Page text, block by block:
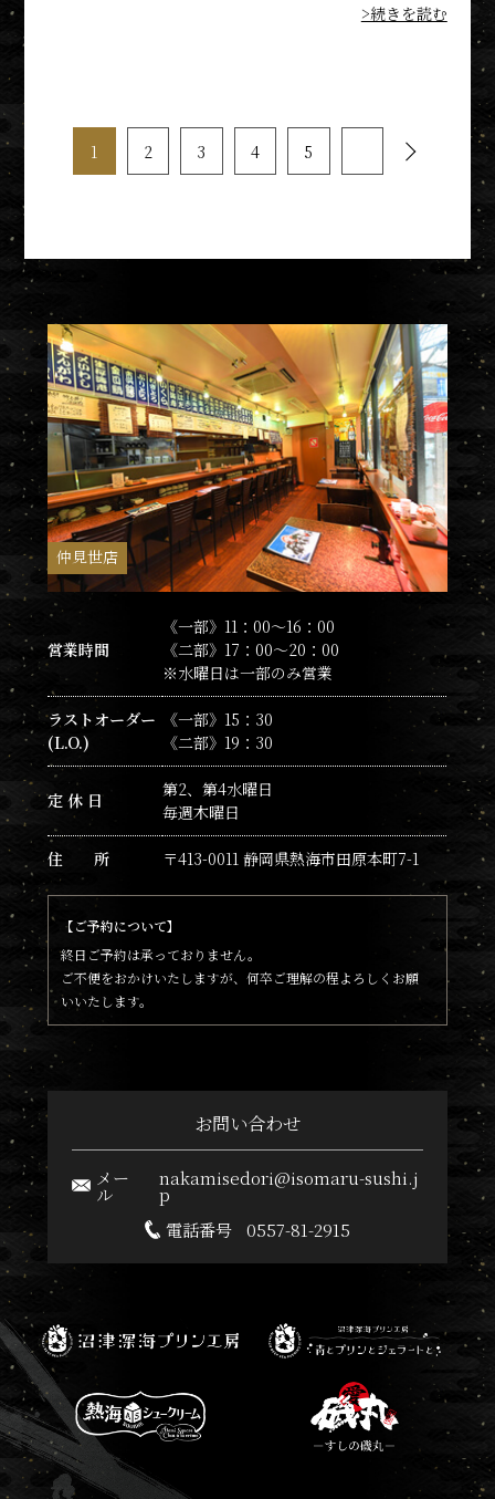
>続きを読む
1 2 3 4 5
仲見世店
営業時間
《一部》11：00～16：00
《二部》17：00～20：00
※水曜日は一部のみ営業
ラストオーダー
(L.O.)
《一部》15：30
《二部》19：30
定 休 日
第2、第4水曜日
毎週木曜日
住 所 〒413-0011 静岡県熱海市田原本町7-1
【ご予約について】
終日ご予約は承っておりません。
ご不便をおかけいたしますが、何卒ご理解の程よろしくお願
いいたします。
お問い合わせ
メー
ル
nakamisedori@isomaru-sushi.j
p
電話番号
0557-81-2915